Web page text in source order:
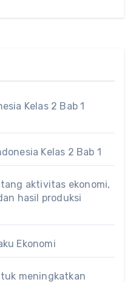
Kelas 2 Bab 1
Kelas 2 Bab 1
aktivitas ekonomi,
hasil produksi
Ekonomi
meningkatkan